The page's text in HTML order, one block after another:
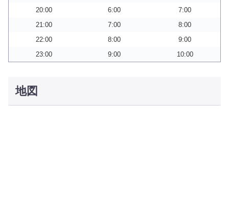
20:00
6:00
7:00
21:00
7:00
8:00
22:00
8:00
9:00
23:00
9:00 10:00
地図